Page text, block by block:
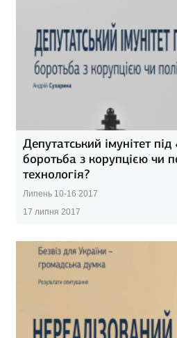
Депутатський імунітет під
боротьба з корупцією чи
технологія?
Липень 10-16 2017
17 липня 2017